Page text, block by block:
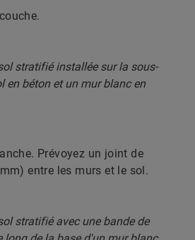
Prévoyez un joint de
entre les murs et le sol.